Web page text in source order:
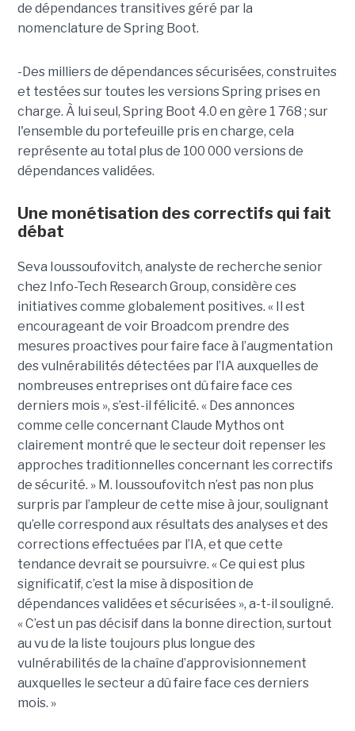
de dépendances transitives géré par la
nomenclature de Spring Boot.
-Des milliers de dépendances sécurisées, construites
et testées sur toutes les versions Spring prises en
charge. À lui seul, Spring Boot 4.0 en gère 1 768 ; sur
l'ensemble du portefeuille pris en charge, cela
représente au total plus de 100 000 versions de
dépendances validées.
Une monétisation des correctifs qui fait
débat
Seva Ioussoufovitch, analyste de recherche senior
chez Info-Tech Research Group, considère ces
initiatives comme globalement positives. « Il est
encourageant de voir Broadcom prendre des
mesures proactives pour faire face à l’augmentation
des vulnérabilités détectées par l’IA auxquelles de
nombreuses entreprises ont dû faire face ces
derniers mois », s’est-il félicité. « Des annonces
comme celle concernant Claude Mythos ont
clairement montré que le secteur doit repenser les
approches traditionnelles concernant les correctifs
de sécurité. » M. Ioussoufovitch n’est pas non plus
surpris par l’ampleur de cette mise à jour, soulignant
qu’elle correspond aux résultats des analyses et des
corrections effectuées par l’IA, et que cette
tendance devrait se poursuivre. « Ce qui est plus
significatif, c’est la mise à disposition de
dépendances validées et sécurisées », a-t-il souligné.
« C’est un pas décisif dans la bonne direction, surtout
au vu de la liste toujours plus longue des
vulnérabilités de la chaîne d’approvisionnement
auxquelles le secteur a dû faire face ces derniers
mois. »